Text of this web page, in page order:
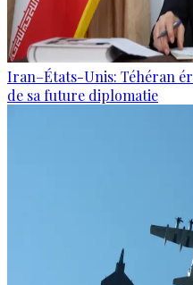
Iran–États-Unis: Téhéran
de sa future diplomatie